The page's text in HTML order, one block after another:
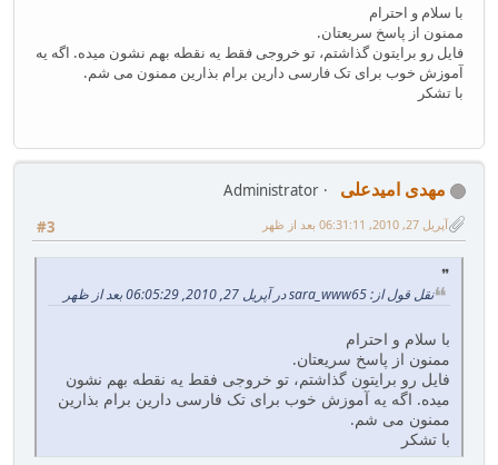
با سلام و احترام
ممنون از پاسخ سریعتان.
فایل رو برایتون گذاشتم، تو خروجی فقط یه نقطه بهم نشون میده. اگه یه
آموزش خوب برای تک فارسی دارین برام بذارین ممنون می شم.
با تشکر
مهدی امیدعلی
Administrator
#3
آپریل 27, 2010, 06:31:11 بعد از ظهر
نقل قول از: sara_www65 در آپریل 27, 2010, 06:05:29 بعد از ظهر
با سلام و احترام
ممنون از پاسخ سریعتان.
فایل رو برایتون گذاشتم، تو خروجی فقط یه نقطه بهم نشون
میده. اگه یه آموزش خوب برای تک فارسی دارین برام بذارین
ممنون می شم.
با تشکر